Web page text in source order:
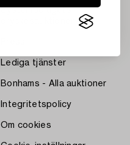
Systembolagets
Lediga tjänster
Bonhams - Alla auktioner
Integritetspolicy
Om cookies